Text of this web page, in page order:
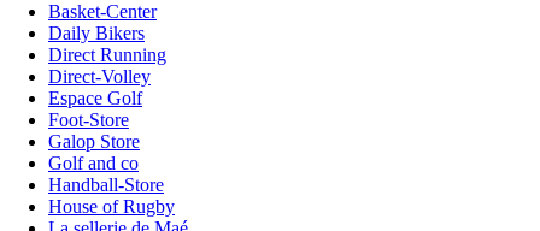
Basket-Center
Daily Bikers
Direct Running
Direct-Volley
Espace Golf
Foot-Store
Galop Store
Golf and co
Handball-Store
House of Rugby